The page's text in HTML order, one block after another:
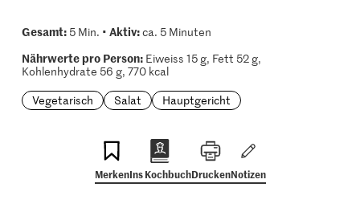
Gesamt:5 Min. • Aktiv:ca. 5 Minuten
Nährwerte pro Person:Eiweiss 15 g, Fett 52 g,
Kohlenhydrate 56 g, 770 kcal
Vegetarisch
Salat Hauptgericht
MerkenIns KochbuchDruckenNotizen